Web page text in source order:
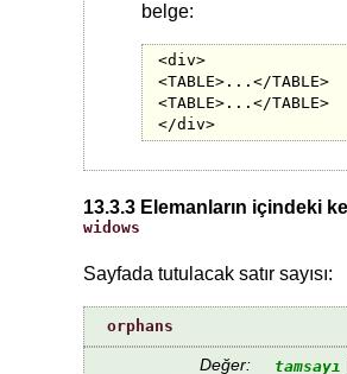
belge:
<div>
<TABLE>...</TABLE>
<TABLE>...</TABLE>
</div>
13.3.3 Elemanların içindeki
widows
Sayfada tutulacak satır sayısı:
orphans
Değer: tamsayı